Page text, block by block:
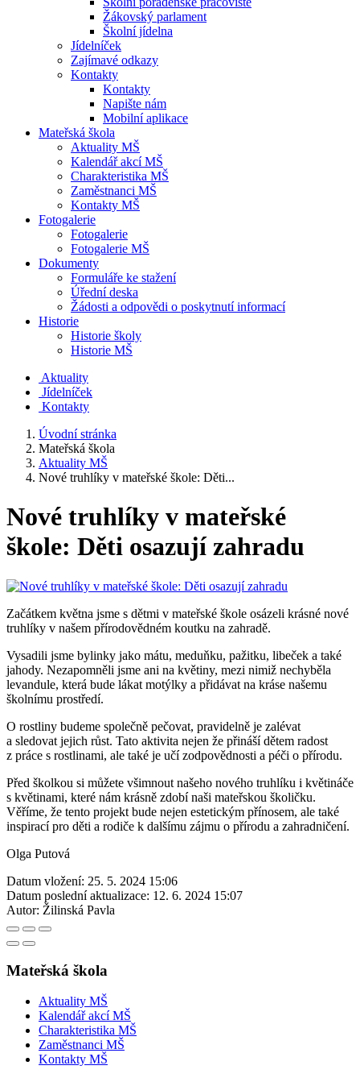
Žákovský parlament
Školní jídelna
Jídelníček
Zajímavé odkazy
Kontakty
Kontakty
Napište nám
Mobilní aplikace
Mateřská škola
Aktuality MŠ
Kalendář akcí MŠ
Charakteristika MŠ
Zaměstnanci MŠ
Kontakty MŠ
Fotogalerie
Fotogalerie
Fotogalerie MŠ
Dokumenty
Formuláře ke stažení
Úřední deska
Žádosti a odpovědi o poskytnutí informací
Historie
Historie školy
Historie MŠ
Aktuality
Jídelníček
Kontakty
Úvodní stránka
Mateřská škola
Aktuality MŠ
Nové truhlíky v mateřské škole: Děti...
Nové truhlíky v mateřské
škole: Děti osazují zahradu
Začátkem května jsme s dětmi v mateřské škole osázeli krásné nové
truhlíky v našem přírodovědném koutku na zahradě.
Vysadili jsme bylinky jako mátu, meduňku, pažitku, libeček a také
jahody. Nezapomněli jsme ani na květiny, mezi nimiž nechyběla
levandule, která bude lákat motýlky a přidávat na kráse našemu
školnímu prostředí.
O rostliny budeme společně pečovat, pravidelně je zalévat
a sledovat jejich růst. Tato aktivita nejen že přináší dětem radost
z práce s rostlinami, ale také je učí zodpovědnosti a péči o přírodu.
Před školkou si můžete všimnout našeho nového truhlíku i květináče
s květinami, které nám krásně zdobí naši mateřskou školičku.
Věříme, že tento projekt bude nejen estetickým přínosem, ale také
inspirací pro děti a rodiče k dalšímu zájmu o přírodu a zahradničení.
Olga Putová
Datum vložení: 25. 5. 2024 15:06
Datum poslední aktualizace: 12. 6. 2024 15:07
Autor: Žilinská Pavla
Mateřská škola
Aktuality MŠ
Kalendář akcí MŠ
Charakteristika MŠ
Zaměstnanci MŠ
Kontakty MŠ